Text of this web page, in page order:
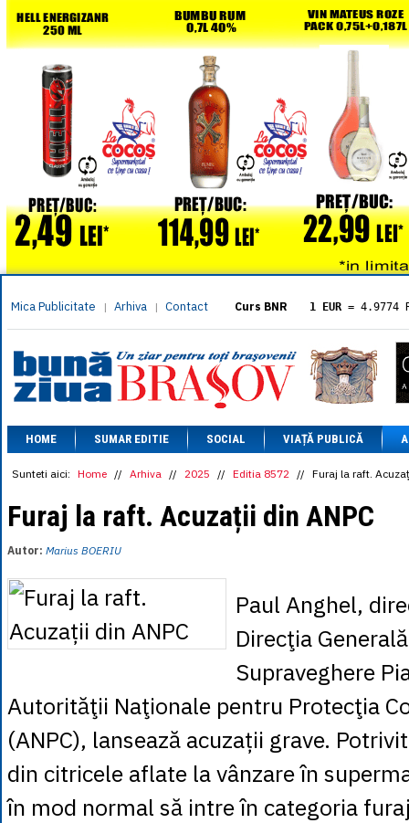
Mica Publicitate | Arhiva | Contact Curs BNR 1 EUR = 4.9774
= 5.8304
1 XAU= 464.4611
1 AED= 1.1933
1 AUD= 2.7957
1 BGN= 2.5449
1 CAD= 3.1559
1 CHF= 5.2813
1 CNY= 0.6015
1 DKK = 0.6668
1 EGP
= 0.0860
1 MDL= 0.2538
1 MXN
= 0.2227
1 NOK= 0.4191
1 PLN = 1.1646
1 RSD
1 RUB= 0.0530
1 SEK = 0.4526
1 TRY= 0.1141
1 UAH = 0.1048
1 XDR = 5.9383
1 ZAR= 0.2318
HOME SUMAR EDITIE SOCIAL VIAȚĂ PUBLICĂ
Sunteti aici: Home // Arhiva // 2025 // Editia 8572 // Furaj la raft.
Furaj la raft. Acuzații din ANPC
Autor: Marius BOERIU
Paul Anghel,
Direcţia
Supraveghere
Autorităţii Naţionale pentru Protecţia
(ANPC), lansează acuzații grave.
din citricele aflate la vânzare în
în mod normal să intre în categoria